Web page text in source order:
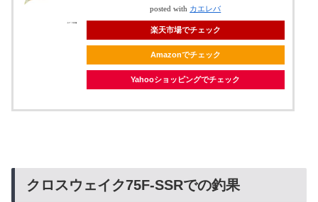
posted with カエレバ
楽天市場でチェック
Amazonでチェック
Yahooショッピングでチェック
クロスウェイク75F-SSRでの釣果